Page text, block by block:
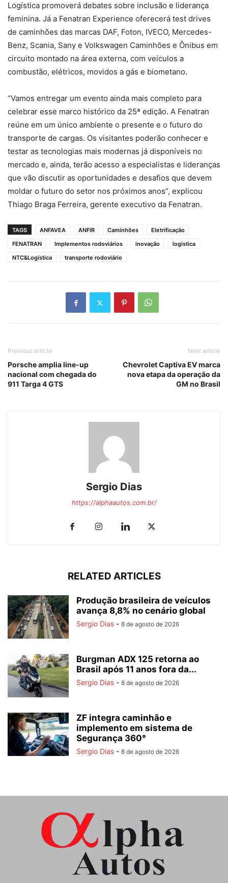
Logística promoverá debates sobre inclusão e liderança
feminina. Já a Fenatran Experience oferecerá test drives
de caminhões das marcas DAF, Foton, IVECO, Mercedes-
Benz, Scania, Sany e Volkswagen Caminhões e Ônibus em
circuito montado na área externa, com veículos a
combustão, elétricos, movidos a gás e biometano.
“Vamos entregar um evento ainda mais completo para
celebrar esse marco histórico da 25ª edição. A Fenatran
reúne em um único ambiente o presente e o futuro do
transporte de cargas. Os visitantes poderão conhecer e
testar as tecnologias mais modernas já disponíveis no
mercado e, ainda, terão acesso a especialistas e lideranças
que vão discutir as oportunidades e desafios que devem
moldar o futuro do setor nos próximos anos”, explicou
Thiago Braga Ferreira, gerente executivo da Fenatran.
TAGS ANFAVEA ANFIR Caminhões
Eletrificação
FENATRAN
Implementos rodoviários inovação
logística
NTC&Logística
transporte rodoviário
Previous article
Porsche amplia line-up
nacional com chegada do
911 Targa 4 GTS
Next article
Chevrolet Captiva EV marca
nova etapa da operação da
GM no Brasil
Sergio Dias
https://alphaautos.com.br/
RELATED ARTICLES
Produção brasileira de veículos
avança 8,8% no cenário global
Sergio Dias - 8 de agosto de 2026
Burgman ADX 125 retorna ao
Brasil após 11 anos fora da...
Sergio Dias - 8 de agosto de 2026
ZF integra caminhão e
implemento em sistema de
Segurança 360°
Sergio Dias - 8 de agosto de 2026